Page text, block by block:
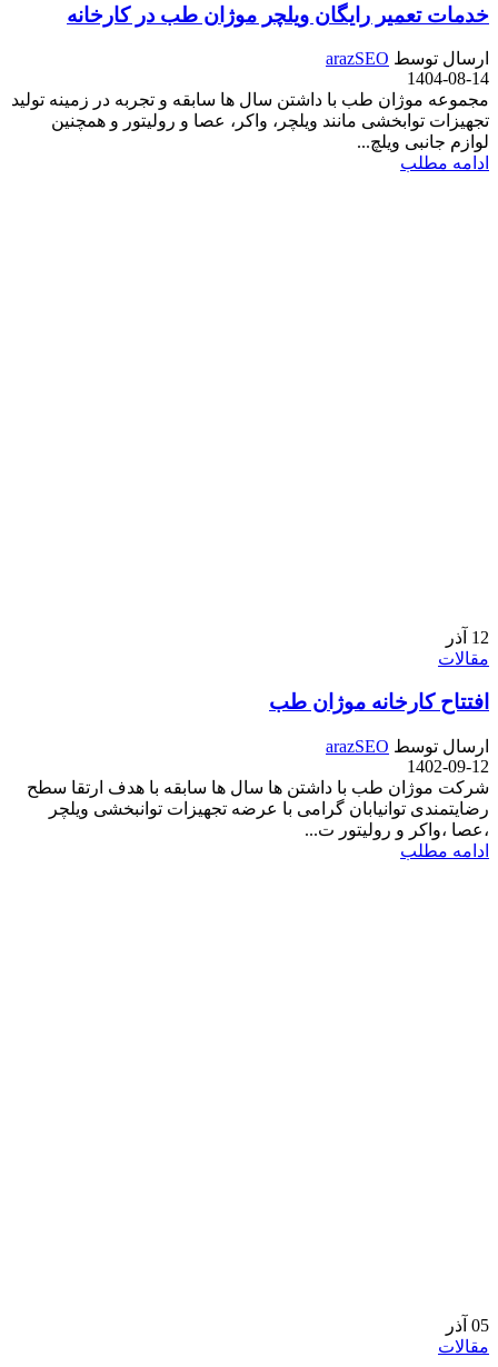
خدمات تعمیر رایگان ویلچر موژان طب در کارخانه
ارسال توسط arazSEO
1404-08-14
مجموعه موژان طب با داشتن سال ها سابقه و تجربه در زمینه تولید
تجهیزات توابخشی مانند ویلچر، واکر، عصا و رولیتور و همچنین
لوازم جانبی ویلچ...
ادامه مطلب
12 آذر
مقالات
افتتاح کارخانه موژان طب
ارسال توسط arazSEO
1402-09-12
شرکت موژان طب با داشتن ها سال ها سابقه با هدف ارتقا سطح
رضایتمندی توانیابان گرامی با عرضه تجهیزات توانبخشی ویلچر
،عصا ،واکر و رولیتور ت...
ادامه مطلب
05 آذر
مقالات